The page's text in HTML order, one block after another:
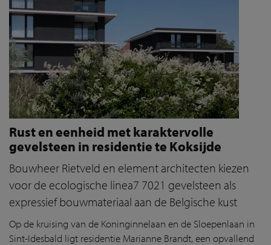
Rust en eenheid met karaktervolle
gevelsteen in residentie te Koksijde
Bouwheer Rietveld en element architecten kiezen
voor de ecologische linea7 7021 gevelsteen als
expressief bouwmateriaal aan de Belgische kust
Op de kruising van de Koninginnelaan en de Sloepenlaan in
Sint-Idesbald ligt residentie Marianne Brandt, een opvallend